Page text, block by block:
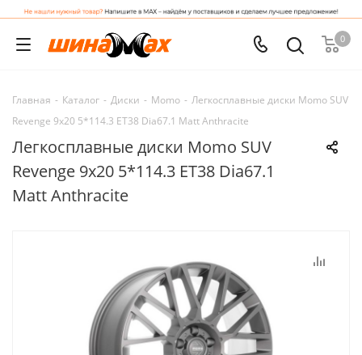
0
Главная - Каталог - Диски - Momo - Легкосплавные диски Momo SUV
Revenge 9x20 5*114.3 ET38 Dia67.1 Matt Anthracite
Легкосплавные диски Momo SUV
Revenge 9x20 5*114.3 ET38 Dia67.1
Matt Anthracite